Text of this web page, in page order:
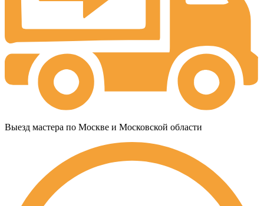
Выезд мастера по Москве и Московской области